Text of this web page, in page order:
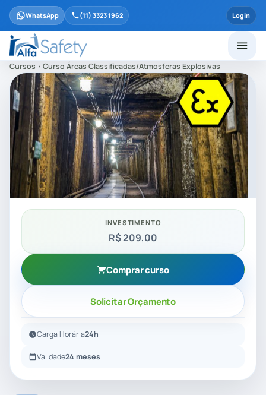
WhatsApp (11) 3323 1962 Login
Cursos Curso Áreas Classificadas/Atmosferas Explosivas
INVESTIMENTO
R$ 209,00
Comprar curso
Solicitar Orçamento
Carga Horária24h
Validade24 meses